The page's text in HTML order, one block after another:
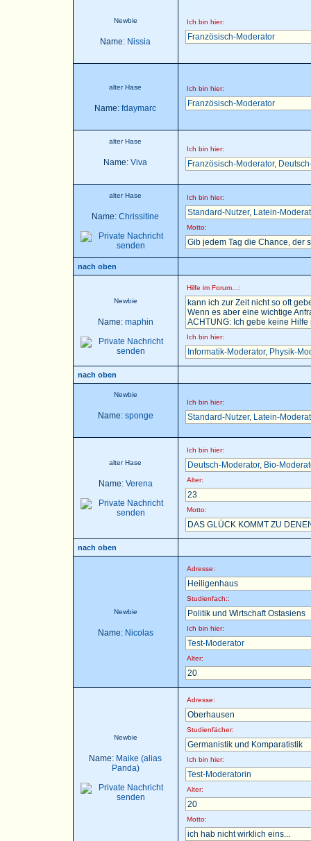
Newbie
Name: Nissia
Ich bin hier:
Französisch-Moderator
alter Hase
Name: fdaymarc
Ich bin hier:
Französisch-Moderator
alter Hase
Name: Viva
Ich bin hier:
Französisch-Moderator,
alter Hase
Name: Chrissitine
Ich bin hier:
Standard-Nutzer, Latein-
Motto:
Gib jedem Tag die Chance, der
nach oben
Newbie
Name: maphin
Hilfe im Forum...:
kann ich zur Zeit nicht so oft
Wenn es aber eine wichtige
ACHTUNG: Ich gebe keine
Ich bin hier:
Informatik-Moderator, Physik-
nach oben
Newbie
Name: sponge
Ich bin hier:
Standard-Nutzer, Latein-
alter Hase
Name: Verena
Ich bin hier:
Deutsch-Moderator, Bio-
Alter:
23
Motto:
DAS GLÜCK KOMMT ZU
nach oben
Newbie
Name: Nicolas
Adresse:
Heiligenhaus
Studienfach::
Politik und Wirtschaft Ostasiens
Ich bin hier:
Test-Moderator
Alter:
20
Newbie
Name: Maike (alias
Panda)
Adresse:
Oberhausen
Studienfächer:
Germanistik und Komparatistik
Ich bin hier:
Test-Moderatorin
Alter:
20
Motto:
ich hab nicht wirklich eins...